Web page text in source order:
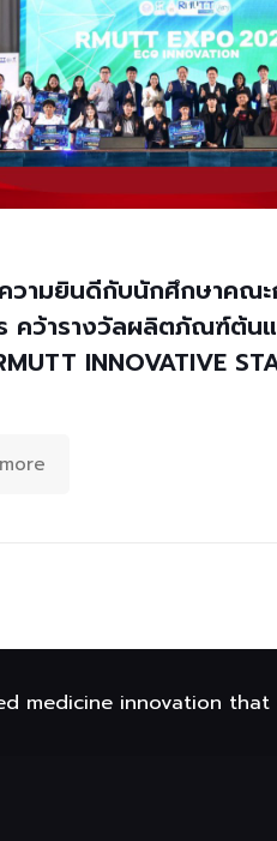
วามยินดีกับนักศึกษาคณ
คว้ารางวัลผลิตภัณฑ์ต้น
INNOVATIVE
medicine innovation